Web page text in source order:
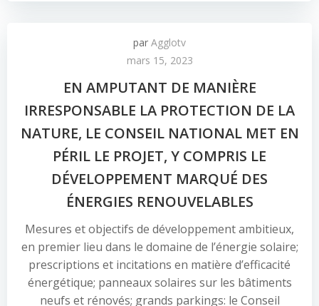
par Agglotv
mars 15, 2023
EN AMPUTANT DE MANIÈRE
IRRESPONSABLE LA PROTECTION DE LA
NATURE, LE CONSEIL NATIONAL MET EN
PÉRIL LE PROJET, Y COMPRIS LE
DÉVELOPPEMENT MARQUÉ DES
ÉNERGIES RENOUVELABLES
Mesures et objectifs de développement ambitieux,
en premier lieu dans le domaine de l’énergie solaire;
prescriptions et incitations en matière d’efficacité
énergétique; panneaux solaires sur les bâtiments
neufs et rénovés; grands parkings: le Conseil